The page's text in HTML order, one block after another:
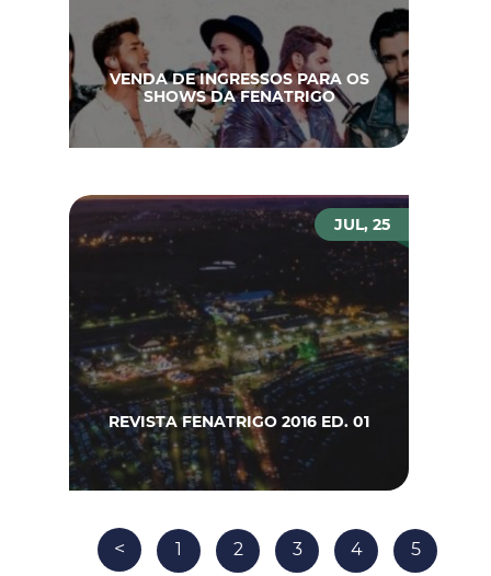
VENDA DE INGRESSOS PARA OS
SHOWS DA FENATRIGO
JUL, 25
REVISTA FENATRIGO 2016 ED. 01
< 1 2 3 4 5